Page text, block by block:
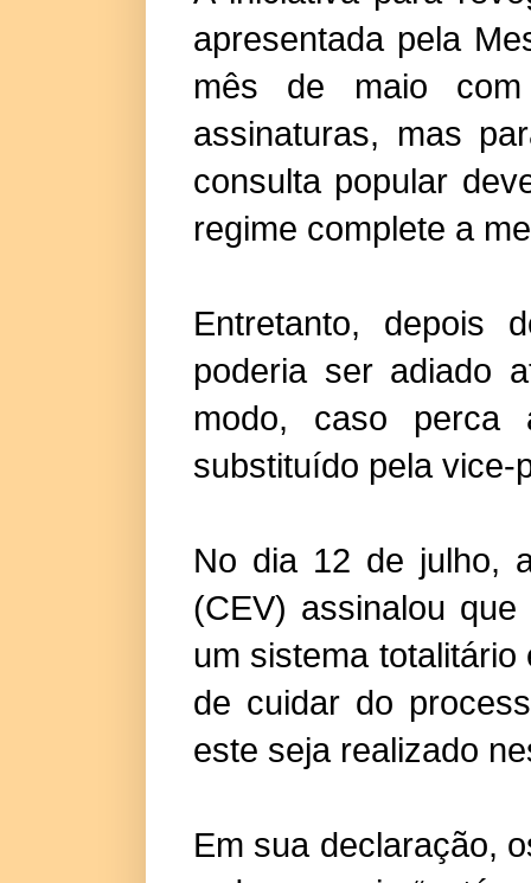
apresentada pela
mês de maio
assinaturas, mas
consulta popular
regime complete a
Entretanto, depois
poderia ser adiado
modo, caso perca
substituído pela vice-
No dia 12 de julho,
(CEV) assinalou
um sistema totalitário
de cuidar do
este seja realizado
Em sua declaração,